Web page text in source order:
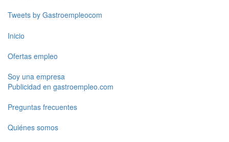
Tweets by Gastroempleocom
Inicio
Ofertas empleo
Soy una empresa
Publicidad en gastroempleo.com
Preguntas frecuentes
Quiénes somos